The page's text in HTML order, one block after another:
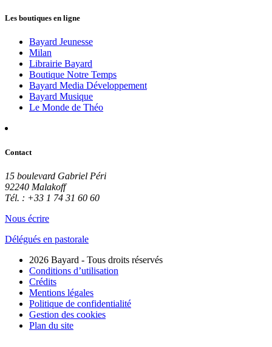
Les boutiques en ligne
Bayard Jeunesse
Milan
Librairie Bayard
Boutique Notre Temps
Bayard Media Développement
Bayard Musique
Le Monde de Théo
Contact
15 boulevard Gabriel Péri
92240 Malakoff
Tél. : +33 1 74 31 60 60
Nous écrire
Délégués en pastorale
2026 Bayard - Tous droits réservés
Conditions d’utilisation
Crédits
Mentions légales
Politique de confidentialité
Gestion des cookies
Plan du site